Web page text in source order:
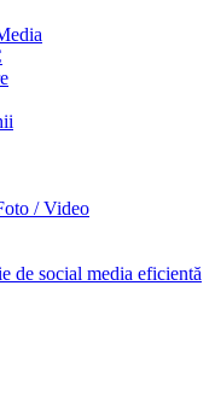
/ Video
de social media eficientă